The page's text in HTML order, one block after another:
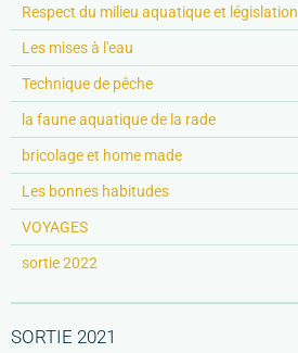
Respect du milieu aquatique et législation
Les mises à l'eau
Technique de pêche
la faune aquatique de la rade
bricolage et home made
Les bonnes habitudes
VOYAGES
sortie 2022
SORTIE 2021